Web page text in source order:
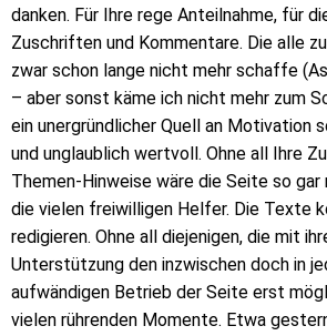
danken. Für Ihre rege Anteilnahme, für
Zuschriften und Kommentare. Die alle
zwar schon lange nicht mehr schaffe
– aber sonst käme ich nicht mehr zum
ein unergründlicher Quell an Motivation
und unglaublich wertvoll. Ohne all Ihre
Themen-Hinweise wäre die Seite so gar
die vielen freiwilligen Helfer. Die Texte
redigieren. Ohne all diejenigen, die mit
Unterstützung den inzwischen doch in
aufwändigen Betrieb der Seite erst
vielen rührenden Momente. Etwa